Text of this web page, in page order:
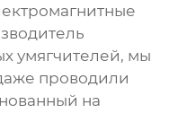
умягчителей, мы
проводили
на